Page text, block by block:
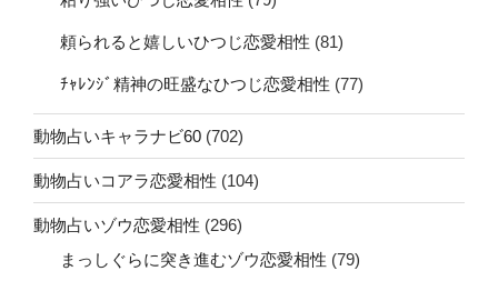
頼られると嬉しいひつじ恋愛相性 (81)
ﾁｬﾚﾝｼﾞ精神の旺盛なひつじ恋愛相性 (77)
動物占いキャラナビ60 (702)
動物占いコアラ恋愛相性 (104)
動物占いゾウ恋愛相性 (296)
まっしぐらに突き進むゾウ恋愛相性 (79)